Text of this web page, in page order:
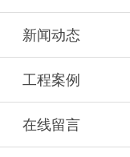
新闻动态
工程案例
在线留言